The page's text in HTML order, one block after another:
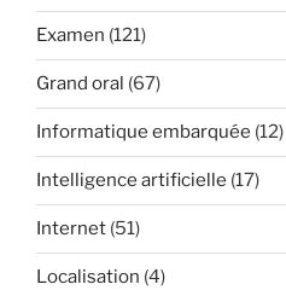
Examen (121)
Grand oral (67)
Informatique embarquée (12)
Intelligence artificielle (17)
Internet (51)
Localisation (4)